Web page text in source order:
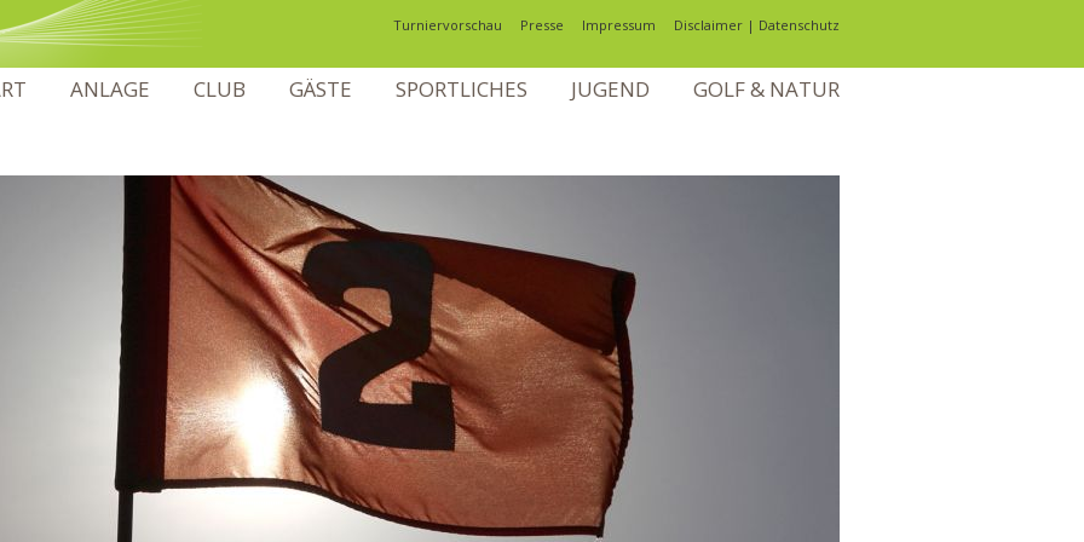
Navigation
Turniervorschau Presse Impressum Disclaimer | Datenschutz
ANLAGE CLUB GÄSTE SPORTLICHES JUGEND GOLF & NATUR